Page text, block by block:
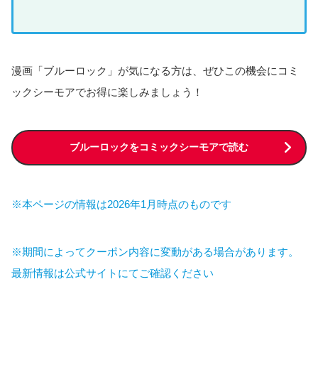
漫画「ブルーロック」が気になる方は、ぜひこの機会にコミ
ックシーモアでお得に楽しみましょう！
ブルーロックをコミックシーモアで読む
※本ページの情報は2026年1月時点のものです
※期間によってクーポン内容に変動がある場合があります。
最新情報は公式サイトにてご確認ください